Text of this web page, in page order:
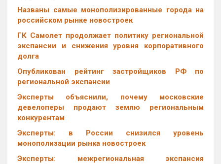
Названы самые монополизированные города на
российском рынке новостроек
ГК Самолет продолжает политику региональной
экспансии и снижения уровня корпоративного
долга
Опубликован рейтинг застройщиков РФ по
региональной экспансии
Эксперты объяснили, почему московские
девелоперы продают землю региональным
конкурентам
Эксперты: в России снизился уровень
монополизации рынка новостроек
Эксперты: межрегиональная экспансия